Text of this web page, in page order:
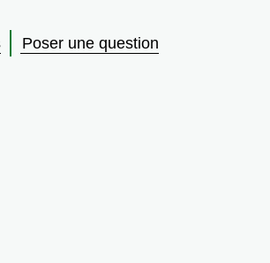
Poser une question